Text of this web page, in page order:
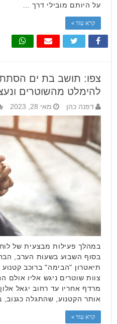
על היותם מובילי דרך …
קרא עוד »
צפו: תושב בת ים
להימלט מהשוטרים
דפנה כהן מאי 28, 2023
במהלך פעילות מבצעית של
בסוף השבוע בשעות הערב,
תיאטרון "הבימה" ברוכב
צוות שוטרים ניגש אליו
מרדף אחריו עד רחוב יגאל
אותר הקטנוע, שהתגלה כגנוב,
קרא עוד »